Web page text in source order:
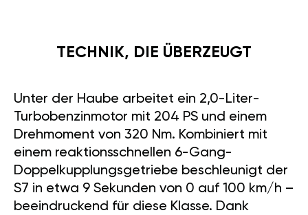
TECHNIK, DIE ÜBERZEUGT
Unter der Haube arbeitet ein 2,0-Liter-
Turbobenzinmotor mit 204 PS und einem
Drehmoment von 320 Nm. Kombiniert mit
einem reaktionsschnellen 6-Gang-
Doppelkupplungsgetriebe beschleunigt der
S7 in etwa 9 Sekunden von 0 auf 100 km/h –
beeindruckend für diese Klasse. Dank